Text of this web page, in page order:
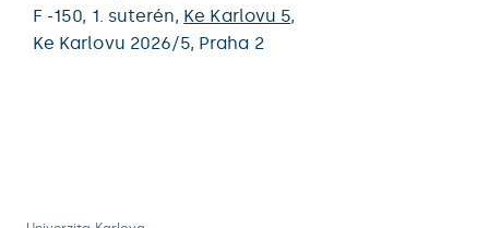
F -150, 1. suterén, Ke Karlovu 5,
Ke Karlovu 2026/5, Praha 2